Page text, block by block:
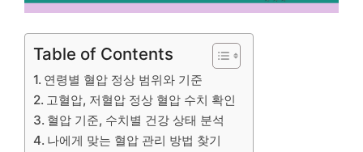
Table of Contents
연령별 혈압 정상 범위와 기준
고혈압, 저혈압 정상 혈압 수치 확인
혈압 기준, 수치별 건강 상태 분석
나에게 맞는 혈압 관리 방법 찾기